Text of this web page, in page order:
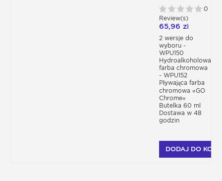
0
Review(s)
65,96 zł
2 wersje do
wyboru -
WPU150
Hydroalkoholowa
farba chromowa
- WPU152
Pływająca farba
chromowa «GO
Chrome»
Butelka 60 ml
Dostawa w 48
godzin
DODAJ DO